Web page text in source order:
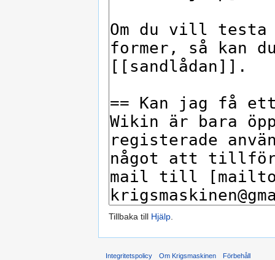
Tillbaka till Hjälp.
Integritetspolicy Om Krigsmaskinen Förbehåll